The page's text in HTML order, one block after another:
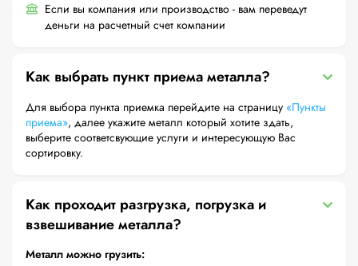
Если вы компания или производство - вам переведут
деньги на расчетный счет компании
Как выбрать пункт приема металла?
Для выбора пункта приемка перейдите на страницу «Пункты
приема», далее укажите металл который хотите здать,
выберите соответсвующие услуги и интересующую Вас
сортировку.
Как проходит разгрузка, погрузка и
взвешивание металла?
Металл можно грузить: